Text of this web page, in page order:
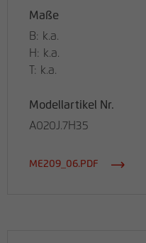
Maße
B: k.a.
H: k.a.
T: k.a.
Modellartikel Nr.
A020J.7H35
ME209_06.PDF